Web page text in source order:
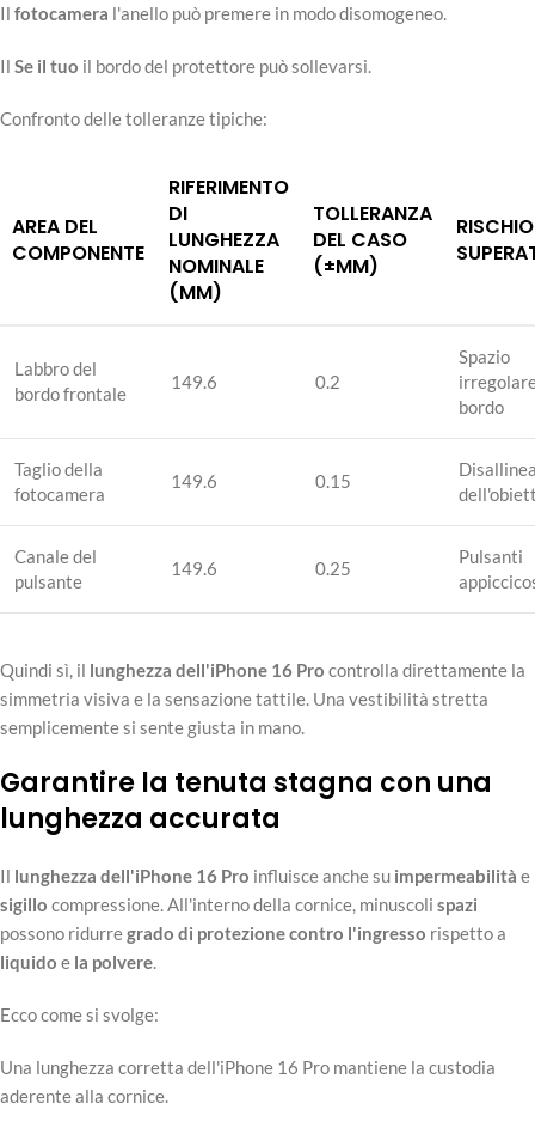
Il fotocamera l'anello può premere in modo disomogeneo.
Il Se il tuo il bordo del protettore può sollevarsi.
Confronto delle tolleranze tipiche:
AREA DEL
COMPONENTE
RIFERIMENTO
DI
LUNGHEZZA
NOMINALE
(MM)
TOLLERANZA
DEL CASO
(±MM)
Labbro del
bordo frontale
149.6 0.2
Spazio
bordo
Taglio della
fotocamera
149.6 0.15
Canale del
pulsante
149.6 0.25
Pulsanti
Quindi sì, il lunghezza dell'iPhone 16 Pro controlla direttamente la
simmetria visiva e la sensazione tattile. Una vestibilità stretta
semplicemente si sente giusta in mano.
Garantire la tenuta stagna con una
lunghezza accurata
Il lunghezza dell'iPhone 16 Pro influisce anche su impermeabilità e
sigillo compressione. All'interno della cornice, minuscoli spazi
possono ridurregrado di protezione contro l'ingresso rispetto a
liquido e la polvere.
Ecco come si svolge:
Una lunghezza corretta dell'iPhone 16 Pro mantiene la custodia
aderente alla cornice.